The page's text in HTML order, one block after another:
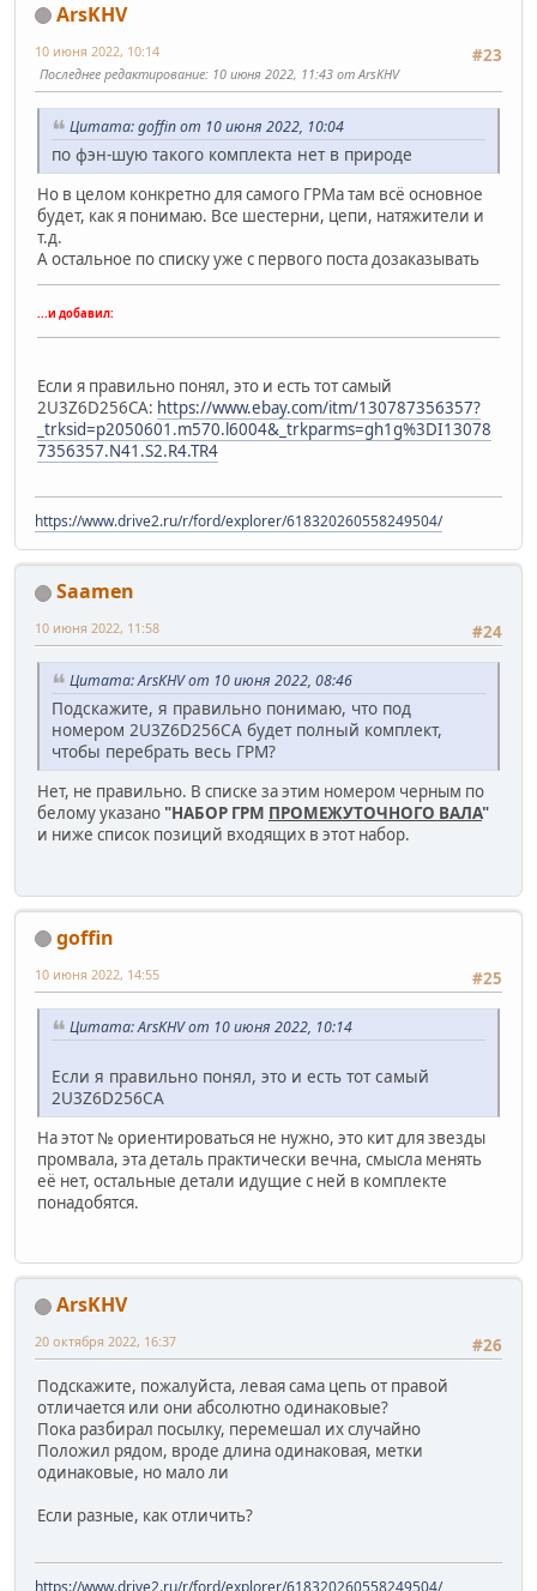
ArsKHV
#23
10 июня 2022, 10:14
Последнее редактирование: 10 июня 2022, 11:43 от ArsKHV
Цитата: goffin от 10 июня 2022, 10:04
по фэн-шую такого комплекта нет в природе
Но в целом конкретно для самого ГРМа там всё основное
будет, как я понимаю. Все шестерни, цепи, натяжители и
т.д.
А остальное по списку уже с первого поста дозаказывать
...и добавил:
Если я правильно понял, это и есть тот самый
2U3Z6D256CA: https://www.ebay.com/itm/130787356357?
_trksid=p2050601.m570.l6004&_trkparms=gh1g%3DI13078
7356357.N41.S2.R4.TR4
https://www.drive2.ru/r/ford/explorer/618320260558249504/
Saamen
#24
10 июня 2022, 11:58
Цитата: ArsKHV от 10 июня 2022, 08:46
Подскажите, я правильно понимаю, что под
номером 2U3Z6D256CA будет полный комплект,
чтобы перебрать весь ГРМ?
Нет, не правильно. В списке за этим номером черным по
белому указано "НАБОР ГРМ ПРОМЕЖУТОЧНОГО ВАЛА"
и ниже список позиций входящих в этот набор.
goffin
#25
10 июня 2022, 14:55
Цитата: ArsKHV от 10 июня 2022, 10:14
Если я правильно понял, это и есть тот самый
2U3Z6D256CA
На этот № ориентироваться не нужно, это кит для звезды
промвала, эта деталь практически вечна, смысла менять
её нет, остальные детали идущие с ней в комплекте
понадобятся.
ArsKHV
#26
20 октября 2022, 16:37
Подскажите, пожалуйста, левая сама цепь от правой
отличается или они абсолютно одинаковые?
Пока разбирал посылку, перемешал их случайно
Положил рядом, вроде длина одинаковая, метки
одинаковые, но мало ли
Если разные, как отличить?
https://www.drive2.ru/r/ford/explorer/618320260558249504/